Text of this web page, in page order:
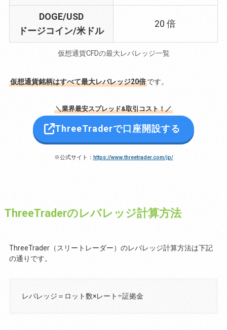
DOGE/USD
ドージコイン/米ドル
20 倍
仮想通貨CFDの最大レバレッジ一覧
仮想通貨銘柄はすべて最大レバレッジ20倍です。
＼業界最安スプレッド&取引コスト！／
ThreeTraderで口座開設する
※公式サイト： https://www.threetrader.com/jp/
ThreeTraderのレバレッジ計算方法
ThreeTrader（スリートレーダー）のレバレッジ計算方法は下記
の通りです。
レバレッジ＝ロット数×レート÷証拠金